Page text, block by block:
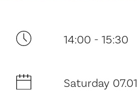
The music in the Cathedral
History and architecture
14:00 - 15:30
Saturday 07.01